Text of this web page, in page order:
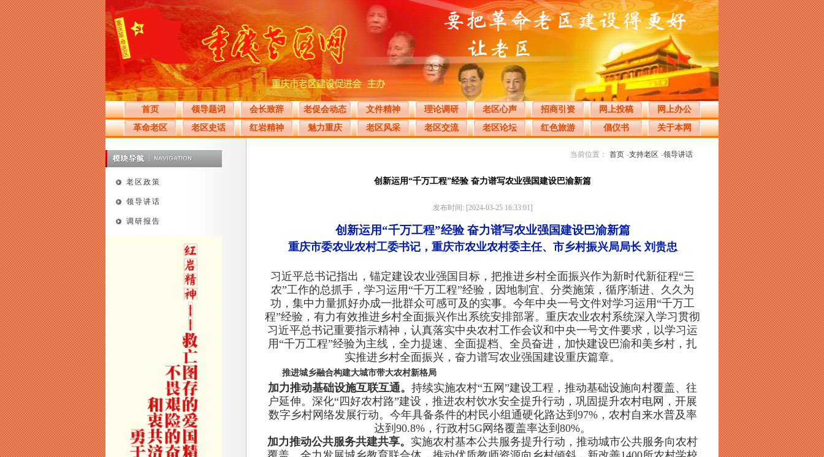
首页 领导题词 会长致辞 老促会动态 文件精神 理论调研 老区心声 招商引资 网上投稿
网上办公
革命老区
老区史话 红岩精神 魅力重庆 老区风采 老区交流 老区论坛 红色旅游 倡仪书 关于本网
老区政策
领导讲话
调研报告
当前位置： 首页 -支持老区 -领导讲话
创新运用“千万工程”经验 奋力谱写农业强国建设巴渝新篇
发布时间: [2024-03-25 16:33:01]
创新运用“千万工程”经验 奋力谱写农业强国建设巴渝新篇
重庆市委农业农村工委书记，重庆市农业农村委主任、市乡村振兴局局长 刘贵忠
习近平总书记指出，锚定建设农业强国目标，把推进乡村全面振兴作为新时代新征程“三
农”工作的总抓手，学习运用“千万工程”经验，因地制宜、分类施策，循序渐进、久久为
功，集中力量抓好办成一批群众可感可及的实事。今年中央一号文件对学习运用“千万工
程”经验，有力有效推进乡村全面振兴作出系统安排部署。重庆农业农村系统深入学习贯彻
习近平总书记重要指示精神，认真落实中央农村工作会议和中央一号文件要求，以学习运
用“千万工程”经验为主线，全力提速、全面提档、全员奋进，加快建设巴渝和美乡村，扎
实推进乡村全面振兴，奋力谱写农业强国建设重庆篇章。
推进城乡融合构建大城市带大农村新格局
加力推动基础设施互联互通。 持续实施农村“五网”建设工程，推动基础设施向村覆盖、往
户延伸。深化“四好农村路”建设，推进农村饮水安全提升行动，巩固提升农村电网，开展
数字乡村网络发展行动。今年具备条件的村民小组通硬化路达到97%，农村自来水普及率
达到90.8%，行政村5G网络覆盖率达到80%。
加力推动公共服务共建共享。 实施农村基本公共服务提升行动，推动城市公共服务向农村